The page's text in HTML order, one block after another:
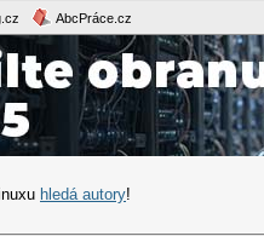
AbcPráce.cz
hledá autory!